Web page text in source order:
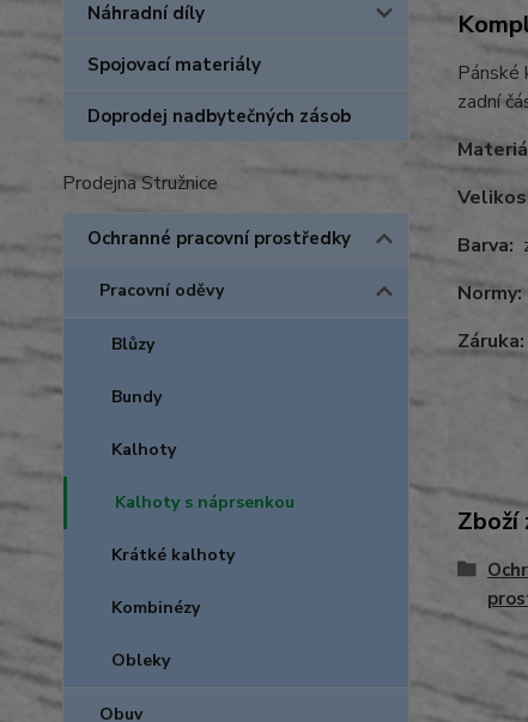
Náhradní díly
Spojovací materiály
Doprodej nadbytečných zásob
Prodejna Stružnice
Ochranné pracovní prostředky
Pracovní oděvy
Blůzy
Bundy
Kalhoty
Kalhoty s náprsenkou
Krátké kalhoty
Kombinézy
Obleky
Obuv
Pánské
zadní
Barva:
Normy:
Záruka:
Zboží